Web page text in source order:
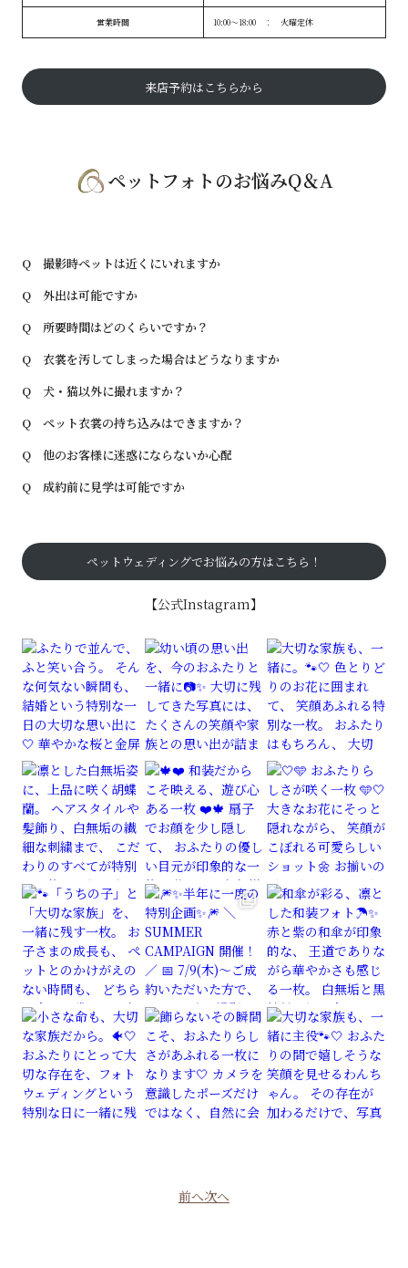
営業時間 10:00〜18:00 ： 火曜定休
来店予約はこちらから
ペットフォトのお悩みQ＆A
Q 撮影時ペットは近くにいれますか
Q 外出は可能ですか
Q 所要時間はどのくらいですか？
Q 衣裳を汚してしまった場合はどうなりますか
Q 犬・猫以外に撮れますか？
Q ペット衣裳の持ち込みはできますか？
Q 他のお客様に迷惑にならないか心配
Q 成約前に見学は可能ですか
ペットウェディングでお悩みの方はこちら！
【公式Instagram】
前へ次へ